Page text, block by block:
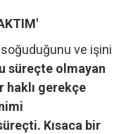
ve işini
süreçte olmayan
haklı gerekçe
Kısaca bir